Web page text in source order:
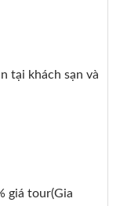
tại khách sạn và
giá tour(Gia